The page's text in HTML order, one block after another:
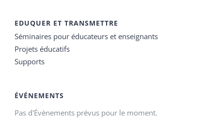
EDUQUER ET TRANSMETTRE
Séminaires pour éducateurs et enseignants
Projets éducatifs
Supports
ÉVÉNEMENTS
Pas d'Évènements prévus pour le moment.